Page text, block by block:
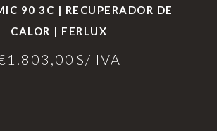
90 3C | RECUPERADOR DE
CALOR | FERLUX
1.803,00 S/ IVA